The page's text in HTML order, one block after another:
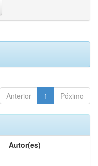
Anterior 1 Póximo
Autor(es)